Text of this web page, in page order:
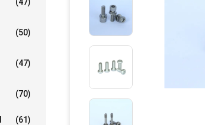
(50)
(47)
(70)
(61)